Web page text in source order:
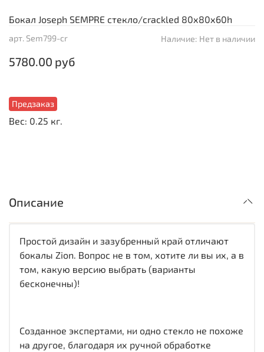
арт. Sem799-cr Наличие: Нет в наличии
Предзаказ
5780.00 руб
Бокал Joseph SEMPRE стекло/crackled 80х80х60h
Вес: 0.25 кг.
Описание
Простой дизайн и зазубренный край отличают
бокалы Zion. Вопрос не в том, хотите ли вы их, а в
том, какую версию выбрать (варианты
бесконечны)!
Созданное экспертами, ни одно стекло не похоже
на другое, благодаря их ручной обработке